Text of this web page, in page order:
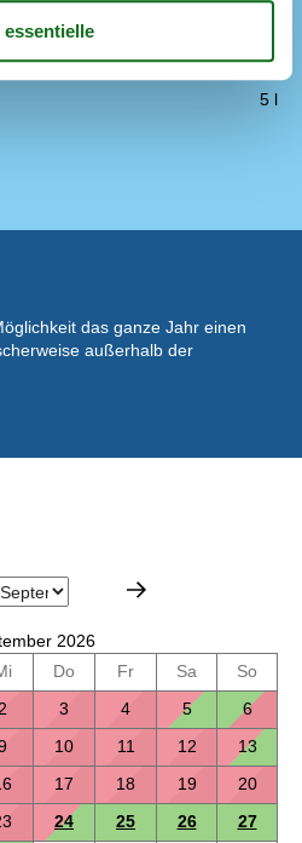
5 l
das ganze Jahr einen
außerhalb der
2026
Do Fr Sa
So
3 4 5
6
10 11 12
13
17 18 19
20
24 25 26
27